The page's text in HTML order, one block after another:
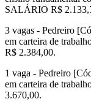
SALÁRIO R$
3 vagas - Pedreiro
em carteira de
R$ 2.384,00.
1 vaga - Pedreiro
em carteira de
3.670,00.